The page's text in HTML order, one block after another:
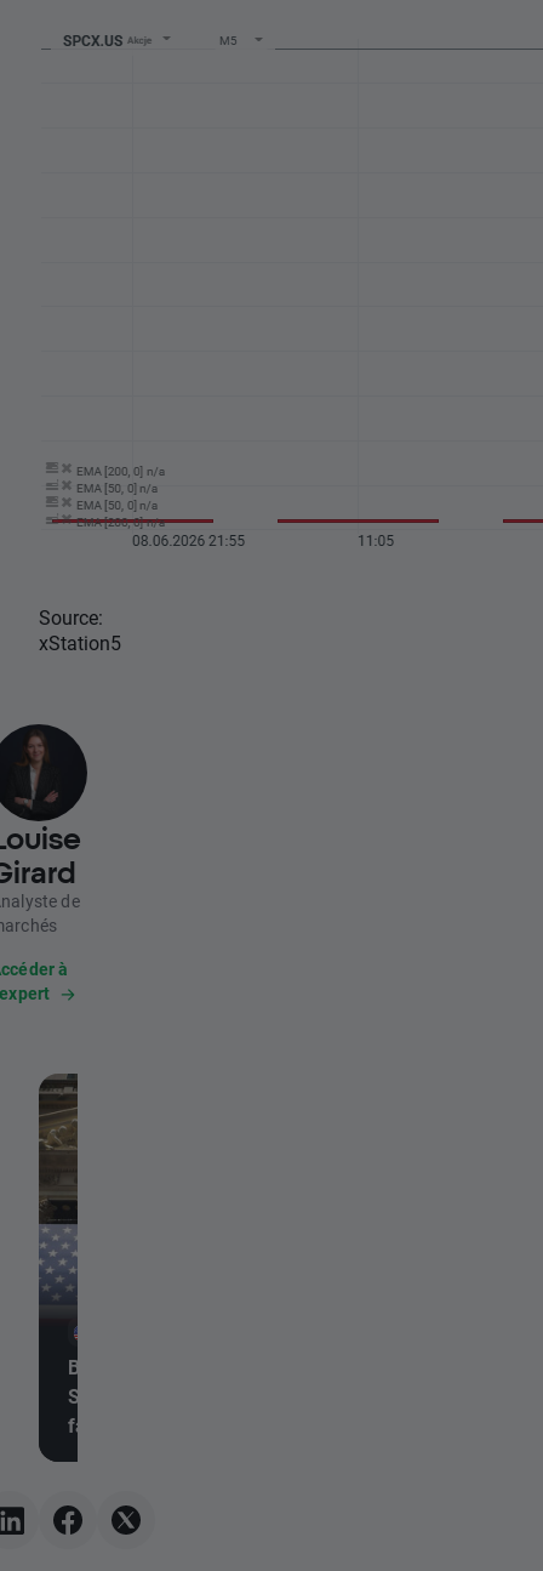
Source:
xStation5
de
à
Bilan quotidien 🗽 Wall
Street tient bon malgré la
faiblesse des valeurs du
pétrole